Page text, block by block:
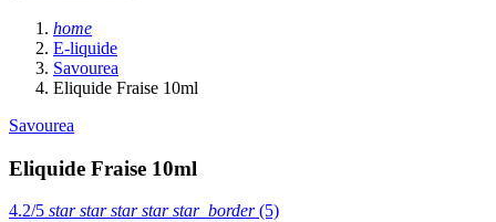
home
E-liquide
Savourea
Eliquide Fraise 10ml
Savourea
Eliquide Fraise 10ml
4.2/5 starstarstarstarstar_border(5)